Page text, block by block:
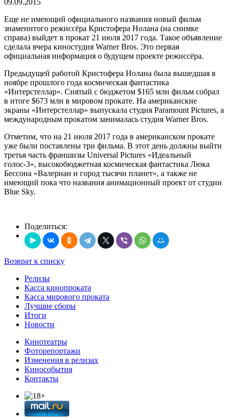
Еще не имеющий официального названия новый фильм
знаменитого режиссёра Кристофера Нолана (на снимке
справа) выйдет в прокат 21 июля 2017 года. Такое объявление
сделала вчера киностудия Warner Bros. Это первая
официальная информация о будущем проекте режиссёра.
Предыдущей работой Кристофера Нолана была вышедшая в
ноябре прошлого года космическая фантастика
«Интерстеллар». Снятый с бюджетом $165 млн фильм собрал
в итоге $673 млн в мировом прокате. На американские
экраны «Интерстеллар» выпускала студия Paramount Pictures, а
международным прокатом занималась студия Warner Bros.
Отметим, что на 21 июля 2017 года в американском прокате
уже были поставлены три фильма. В этот день должны выйти
третья часть франшизы Universal Pictures «Идеальный
голос-3», высокобюджетная космическая фантастика Люка
Бессона «Валериан и город тысячи планет», а также не
имеющий пока что названия анимационный проект от студии
Blue Sky.
Поделиться:
Возврат к списку
Релизы
Касса кинопроката
Касса мирового проката
Лучшие сборы
Итоги
Новости
Кинотеатры
Фоторепортажи
Изменения в релизах
Кинособытия
Контакты